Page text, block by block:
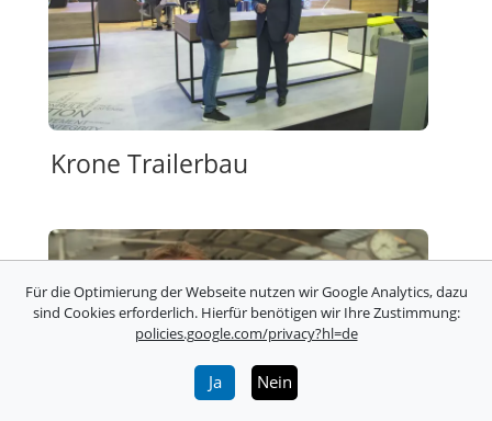
Krone Trailerbau
Für die Optimierung der Webseite nutzen wir Google Analytics, dazu
sind Cookies erforderlich. Hierfür benötigen wir Ihre Zustimmung:
policies.google.com/privacy?hl=de
Ja Nein